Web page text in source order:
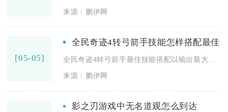
来源：鹏伊网
[05-05]
全民奇迹4转弓箭手技能怎样搭配最佳
来源：鹏伊网
影之刃游戏中无名道观怎么到达